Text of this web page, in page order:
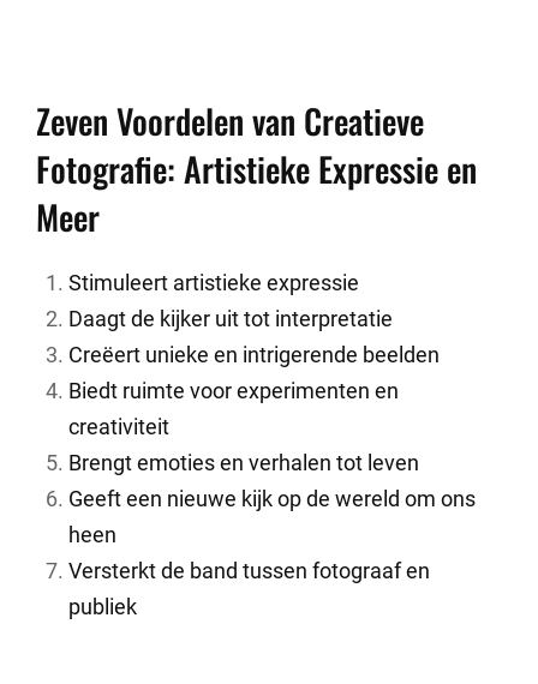
Zeven Voordelen van Creatieve
Fotografie: Artistieke Expressie en
Meer
Stimuleert artistieke expressie
Daagt de kijker uit tot interpretatie
Creëert unieke en intrigerende beelden
Biedt ruimte voor experimenten en
creativiteit
Brengt emoties en verhalen tot leven
Geeft een nieuwe kijk op de wereld om ons
heen
Versterkt de band tussen fotograaf en
publiek